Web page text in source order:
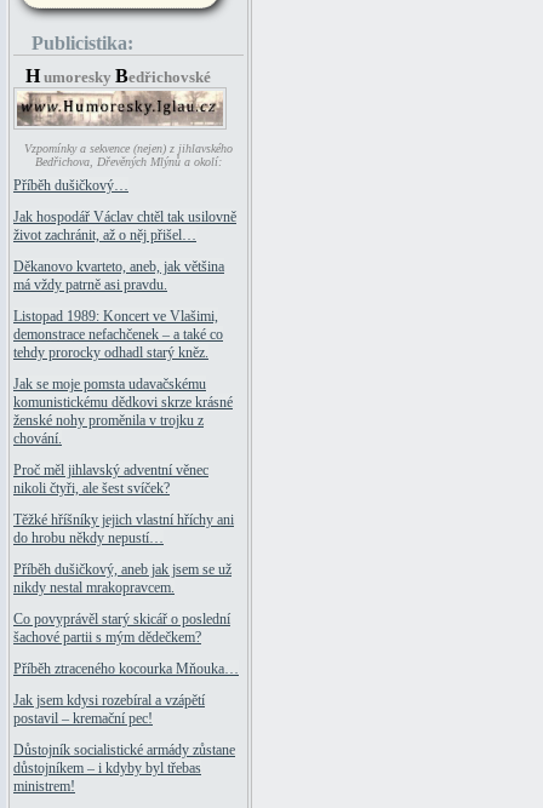
Publicistika:
H umoresky Bedřichovské
Vzpomínky a sekvence (nejen) z jihlavského
Bedřichova, Dřevěných Mlýnů a okolí:
Příběh dušičkový…
Jak hospodář Václav chtěl tak usilovně
život zachránit, až o něj přišel…
Děkanovo kvarteto, aneb, jak většina
má vždy patrně asi pravdu.
Listopad 1989: Koncert ve Vlašimi,
demonstrace nefachčenek – a také co
tehdy prorocky odhadl starý kněz.
Jak se moje pomsta udavačskému
komunistickému dědkovi skrze krásné
ženské nohy proměnila v trojku z
chování.
Proč měl jihlavský adventní věnec
nikoli čtyři, ale šest svíček?
Těžké hříšníky jejich vlastní hříchy ani
do hrobu někdy nepustí…
Příběh dušičkový, aneb jak jsem se už
nikdy nestal mrakopravcem.
Co povyprávěl starý skicář o poslední
šachové partii s mým dědečkem?
Příběh ztraceného kocourka Mňouka…
Jak jsem kdysi rozebíral a vzápětí
postavil – kremační pec!
Důstojník socialistické armády zůstane
důstojníkem – i kdyby byl třebas
ministrem!